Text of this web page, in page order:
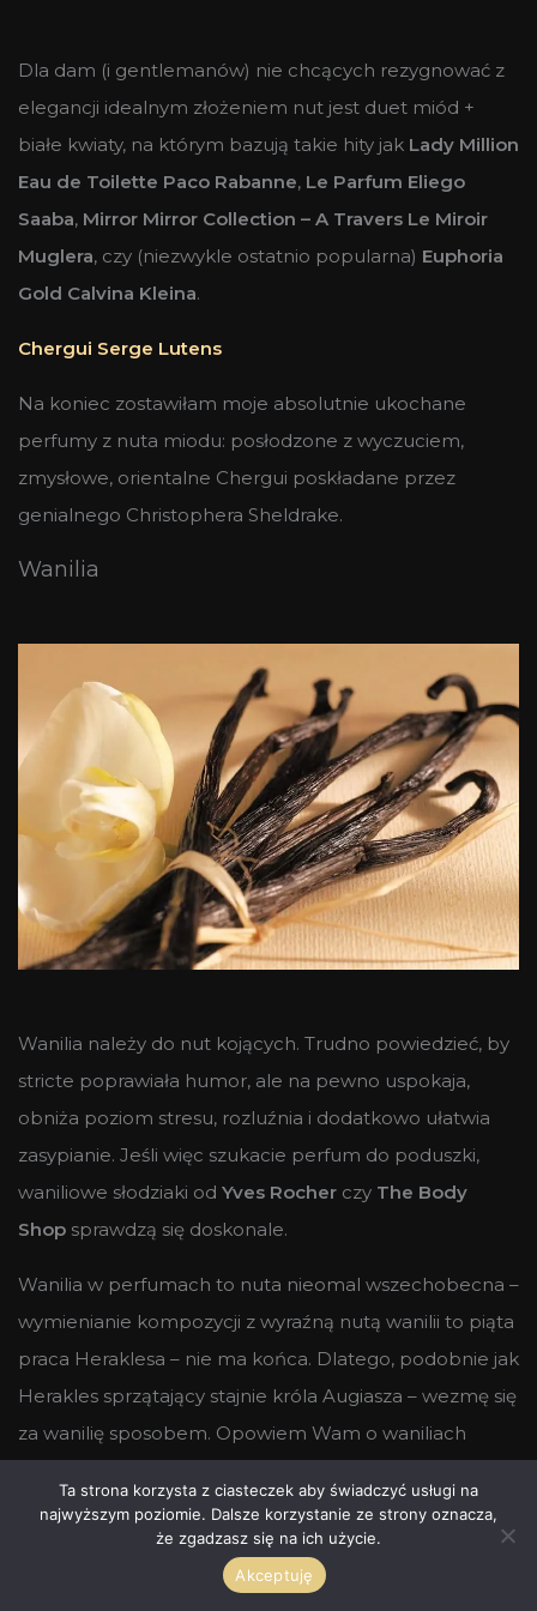
Dla dam (i gentlemanów) nie chcących rezygnować z
elegancji idealnym złożeniem nut jest duet miód +
białe kwiaty, na którym bazują takie hity jak Lady Million
Eau de Toilette Paco Rabanne, Le Parfum Eliego
Saaba, Mirror Mirror Collection – A Travers Le Miroir
Muglera, czy (niezwykle ostatnio popularna) Euphoria
Gold Calvina Kleina.
Chergui Serge Lutens
Na koniec zostawiłam moje absolutnie ukochane
perfumy z nuta miodu: posłodzone z wyczuciem,
zmysłowe, orientalne Chergui poskładane przez
genialnego Christophera Sheldrake.
Wanilia
Wanilia należy do nut kojących. Trudno powiedzieć, by
stricte poprawiała humor, ale na pewno uspokaja,
obniża poziom stresu, rozluźnia i dodatkowo ułatwia
zasypianie. Jeśli więc szukacie perfum do poduszki,
waniliowe słodziaki od Yves Rocher czy The Body
Shop sprawdzą się doskonale.
Wanilia w perfumach to nuta nieomal wszechobecna –
wymienianie kompozycji z wyraźną nutą wanilii to piąta
praca Heraklesa – nie ma końca. Dlatego, podobnie jak
Herakles sprzątający stajnie króla Augiasza – wezmę się
za wanilię sposobem. Opowiem Wam o waniliach
uznawanych.
Ta strona korzysta z ciasteczek aby świadczyć usługi na
najwyższym poziomie. Dalsze korzystanie ze strony oznacza,
że zgadzasz się na ich użycie.
Akceptuję